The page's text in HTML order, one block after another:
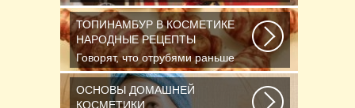
чувствительные и капризные.
Часто они реагируют на...
ТОПИНАМБУР В КОСМЕТИКЕ
НАРОДНЫЕ РЕЦЕПТЫ
Говорят, что отрубями раньше
кормили только животных, а люди
стали есть...
ОСНОВЫ ДОМАШНЕЙ
КОСМЕТИКИ